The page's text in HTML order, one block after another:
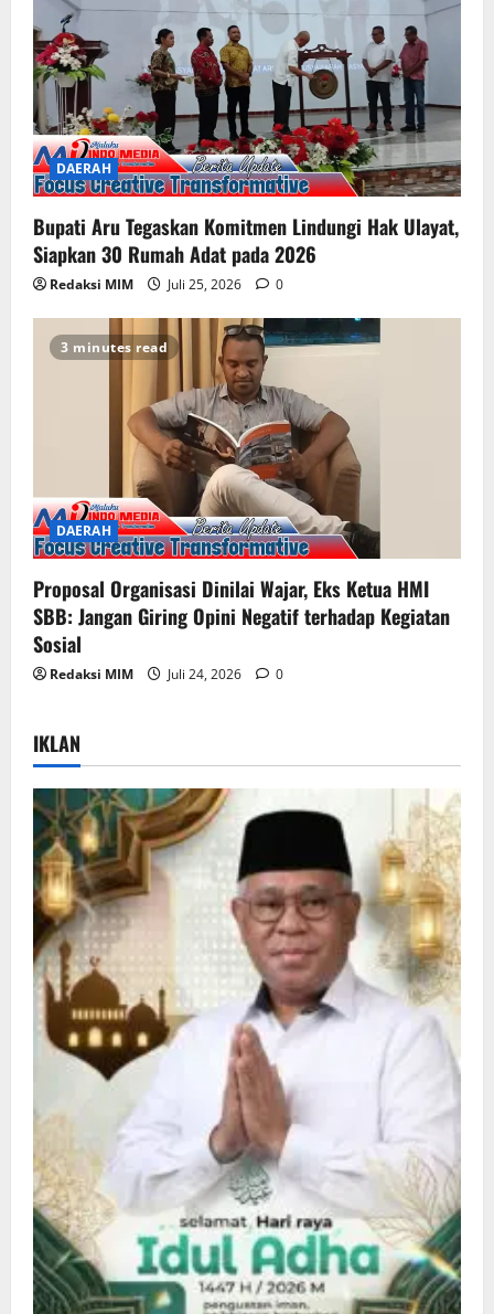
DAERAH
Bupati Aru Tegaskan Komitmen Lindungi Hak Ulayat,
Siapkan 30 Rumah Adat pada 2026
Redaksi MIM Juli 25, 2026 0
3 minutes read
DAERAH
Proposal Organisasi Dinilai Wajar, Eks Ketua HMI
SBB: Jangan Giring Opini Negatif terhadap Kegiatan
Sosial
Redaksi MIM Juli 24, 2026 0
IKLAN